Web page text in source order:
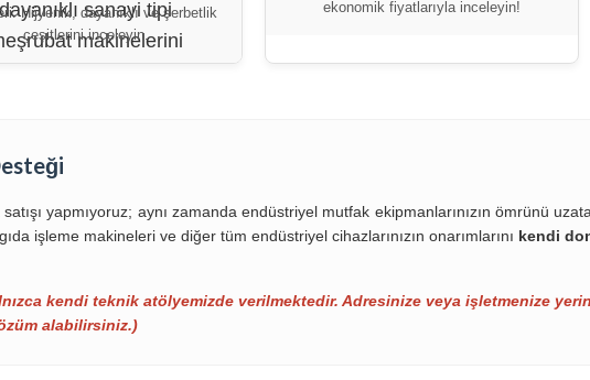
Hijyenik, dayanıklı ve şerbetlik
çeşitlerini inceleyin.
ekonomik fiyatlarıyla inceleyin!
yapmıyoruz; aynı zamanda endüstriyel mutfak ekipmanlarınızın ömrünü
işleme makineleri ve diğer tüm endüstriyel cihazlarınızın onarımlarını kendi
kendi teknik atölyemizde verilmektedir. Adresinize veya işletmenize
alabilirsiniz.)